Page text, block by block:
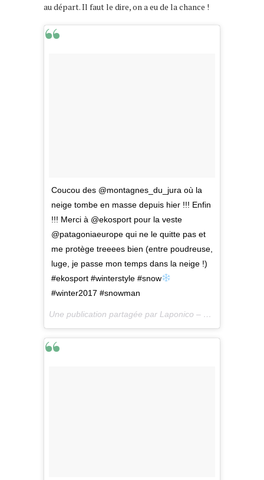
au départ. Il faut le dire, on a eu de la chance !
Coucou des @montagnes_du_jura où la
neige tombe en masse depuis hier !!! Enfin
!!! Merci à @ekosport pour la veste
@patagoniaeurope qui ne le quitte pas et
me protège treeees bien (entre poudreuse,
luge, je passe mon temps dans la neige !)
#ekosport #winterstyle #snow
#winter2017 #snowman
Une publication partagée par Laponico – Lifestyle & Outdoor (@laponico) le